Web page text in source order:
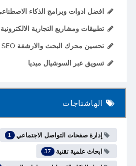
افضل ادوات وبرامج الذكاء الاصطناعي
تطبيقات ومشاريع التجارية الالكترونية
تحسين محرك البحث والارشفة SEO
تسويق عبر السوشيال ميديا
الهاشتاجات
إدارة صفحات التواصل الاجتماعي 1
ابحاث علمية تقنية 37